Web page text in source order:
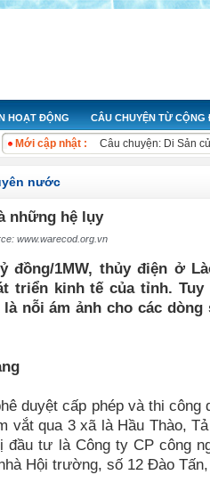
HOẠT ĐỘNG CÂU CHUYỆN TỪ CỘNG
Mới cập nhật :
Nỗ lực hoạt động
Câu chuyện: Di Sản
Bộ Tài nguyên và Môi
Xử lý ngay các đối
Xả nước thải gây ô
nước
những hệ lụy
www.warecod.org.vn
đồng/1MW, thủy điện ở
triển kinh tế của tỉnh. Tuy
nỗi ám ảnh cho các
duyệt cấp phép và thi công
vắt qua 3 xã là Hầu Thào,
tư là Công ty CP công
Hội trường, số 12 Đào